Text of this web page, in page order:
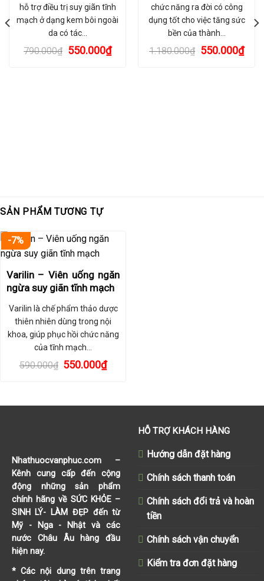
hỗ trợ điều trị suy giãn tĩnh
mạch ở dạng kem bôi ngoài
da có tác…
790.000₫ Giá
550.000₫Giá
chức năng ra đời có công
dụng tốt cho việc tăng sức
bền của thành…
1.180.000₫ Giá
550.000₫Giá
SẢN PHẨM TƯƠNG TỰ
-7%
Varilin – Viên uống ngăn
ngừa suy giãn tĩnh mạch
Varilin là chế phẩm thảo dược
thiên nhiên dùng trong nội
khoa, giúp phục hồi chức năng
của tĩnh mạch…
590.000₫ Giá
550.000₫Giá
550.000₫.
Nhathuocvanphuc.com–
Kênh cung cấp đến cộng
động những sản phẩm
chính hãng về SỨC KHỎE –
SINH LÝ- LÀM ĐẸP đến từ
Mỹ - Nga - Nhật và các
nước Châu Âu hàng đầu
hiện nay.
* Các nội dung trên trang
HỖ TRỢ KHÁCH HÀNG
Hướng dẫn đặt hàng
Chính sách thanh toán
Chính sách đổi trả và hoàn
tiền
Chính sách vận chuyển
Kiểm tra đơn đặt hàng